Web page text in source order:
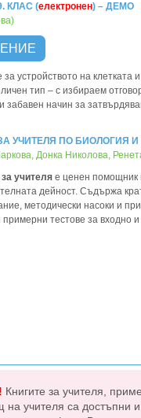
КЛАС (електронен) – ДЕМО
устройството на
тип – с избираем
забавен начин за
УЧИТЕЛЯ ПО БИОЛОГИЯ
Донка Николова,
за учителя е ценен помощник
дейност. Съдържа
методически насоки и
примерни тестове за входно
Книгите за учителя,
на учителя са достъпни